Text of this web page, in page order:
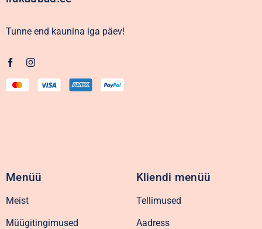
Tunne end kaunina iga päev!
Menüü
Meist
Müügitingimused
Kliendi menüü
Tellimused
Aadress